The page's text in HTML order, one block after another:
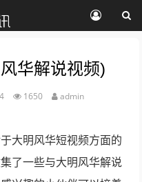
华解说视频)
1650 admin
大明风华短视频方面的
了一些与大明风华解说